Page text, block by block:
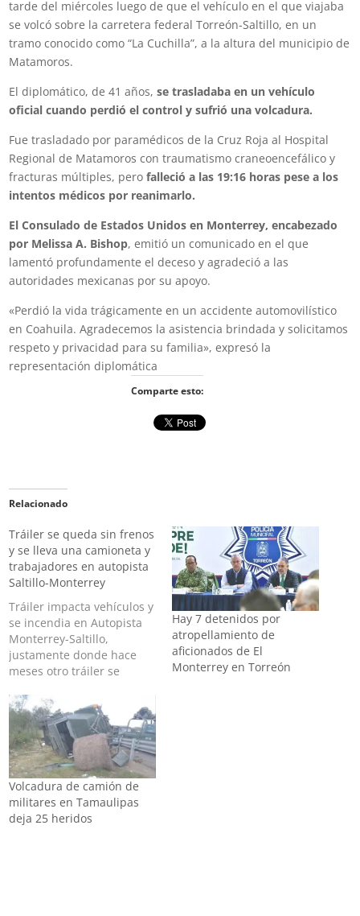
tarde del miércoles luego de que el vehículo en el que viajaba
se volcó sobre la carretera federal Torreón-Saltillo, en un
tramo conocido como “La Cuchilla”, a la altura del municipio de
Matamoros.
El diplomático, de 41 años, se trasladaba en un vehículo
oficial cuando perdió el control y sufrió una volcadura.
Fue trasladado por paramédicos de la Cruz Roja al Hospital
Regional de Matamoros con traumatismo craneoencefálico y
fracturas múltiples, perofalleció a las 19:16 horas pese a los
intentos médicos por reanimarlo.
El Consulado de Estados Unidos en Monterrey, encabezado
por Melissa A. Bishop, emitió un comunicado en el que
lamentó profundamente el deceso y agradeció a las
autoridades mexicanas por su apoyo.
«Perdió la vida trágicamente en un accidente automovilístico
en Coahuila. Agradecemos la asistencia brindada y solicitamos
respeto y privacidad para su familia», expresó la
representación diplomática
Comparte esto:
Relacionado
Tráiler se queda sin frenos
y se lleva una camioneta y
trabajadores en autopista
Saltillo-Monterrey
Tráiler impacta vehículos y
se incendia en Autopista
Monterrey-Saltillo,
justamente donde hace
meses otro tráiler se
ocasionó un accidente
similar La mañana de este
sábado ocurrió un
aparatoso accidente en la
autopista Saltillo -
Monterrey, en el municipio
de Santa Catarina, Nuevo
León, que cobró la…
Hay 7 detenidos por
atropellamiento de
aficionados de El
Monterrey en Torreón
Volcadura de camión de
militares en Tamaulipas
deja 25 heridos